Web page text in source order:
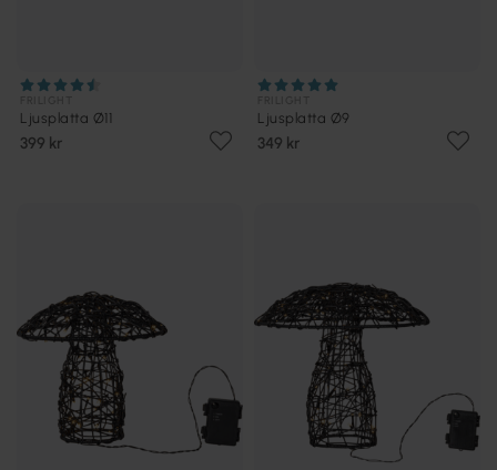
Ljusplatta Ø11
399 kr
Ljusplatta Ø9
349 kr